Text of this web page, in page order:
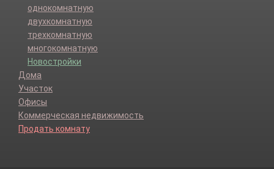
однокомнатную
двухкомнатную
трехкомнатную
многокомнатную
Новостройки
Дома
Участок
Офисы
Коммерческая недвижимость
Продать комнату